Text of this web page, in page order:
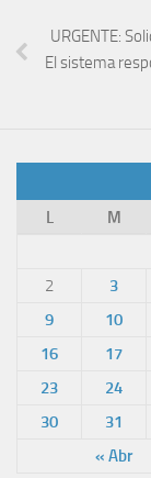
URGENTE:
El sistema
L
M
« Abr
2
3
9
10
16
17
23
24
30
31